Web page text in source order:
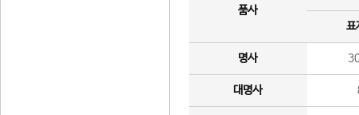
품사
표
명사
대명사